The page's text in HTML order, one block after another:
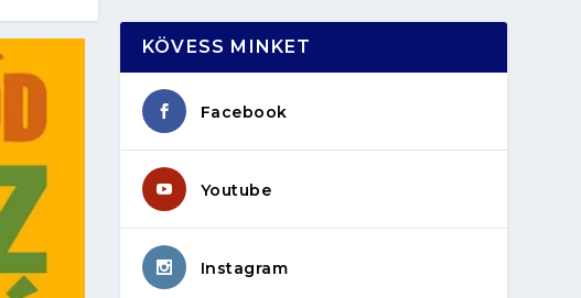
KÖVESS MINKET
Facebook
Youtube
Instagram